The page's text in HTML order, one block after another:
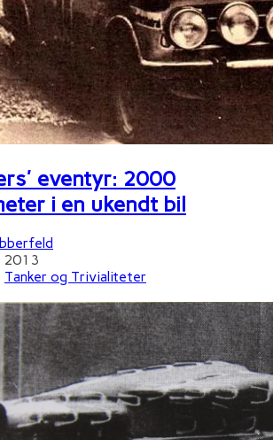
eventyr: 2000
i en ukendt bil
2013
Tanker og Trivialiteter